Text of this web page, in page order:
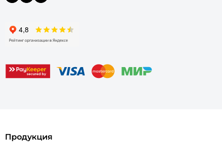
Продукция